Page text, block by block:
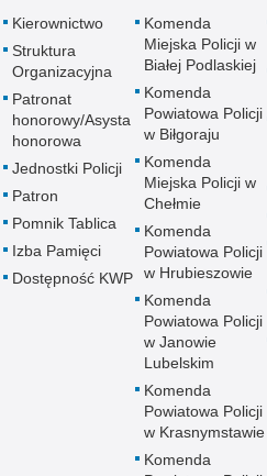
Kierownictwo
Struktura
Organizacyjna
Patronat
honorowy/Asysta
honorowa
Jednostki Policji
Patron
Pomnik Tablica
Izba Pamięci
Dostępność KWP
Komenda
Miejska Policji w
Białej Podlaskiej
Komenda
Powiatowa Policji
w Biłgoraju
Komenda
Miejska Policji w
Chełmie
Komenda
Powiatowa Policji
w Hrubieszowie
Komenda
Powiatowa Policji
w Janowie
Lubelskim
Komenda
Powiatowa Policji
w Krasnymstawie
Komenda